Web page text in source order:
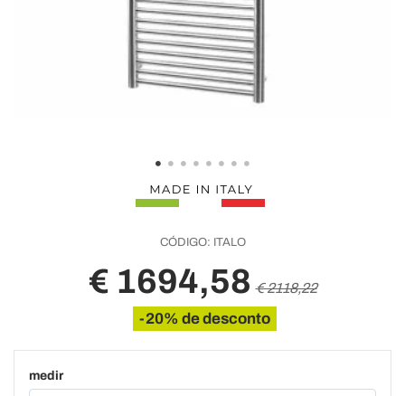
CÓDIGO: ITALO
€ 1694,58 € 2118,22
-20% de desconto
medir